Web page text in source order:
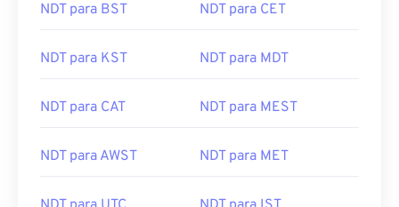
NDT para BST NDT para CET
NDT para KST NDT para MDT
NDT para CAT NDT para MEST
NDT para AWST NDT para MET